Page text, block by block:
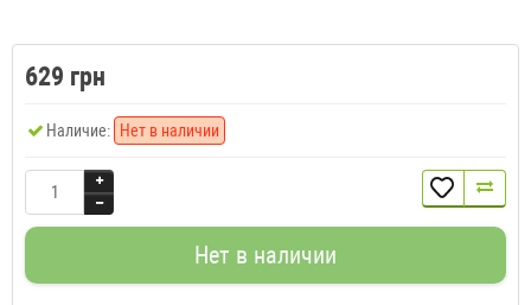
629 грн
Наличие: Нет в наличии
Нет в наличии